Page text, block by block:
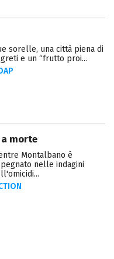
sorelle, una città piena di
e un “frutto proi...
morte
Montalbano è
nelle indagini